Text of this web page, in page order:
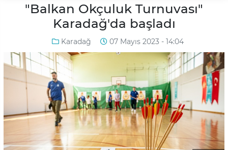
"Balkan Okçuluk Turnuvası"
Karadağ'da başladı
Karadağ 07 Mayıs 2023 - 14:04